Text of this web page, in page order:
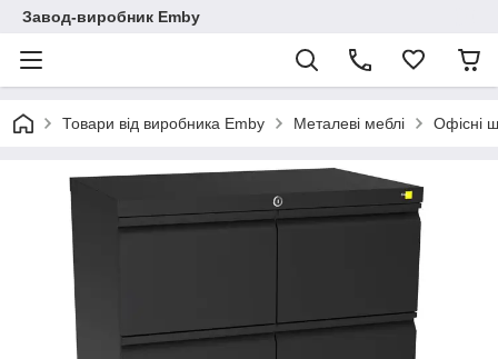
Завод-виробник Emby
Товари від виробника Emby Металеві меблі Офісні